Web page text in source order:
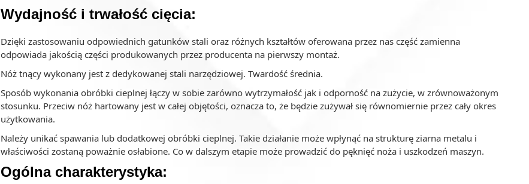
Wydajność i trwałość cięcia:
Dzięki zastosowaniu odpowiednich gatunków stali oraz różnych kształtów oferowana przez nas część zamienna
odpowiada jakością części produkowanych przez producenta na pierwszy montaż.
Nóż tnący wykonany jest z dedykowanej stali narzędziowej. Twardość średnia.
Sposób wykonania obróbki cieplnej łączy w sobie zarówno wytrzymałość jak i odporność na zużycie, w zrównoważonym
stosunku. Przeciw nóż hartowany jest w całej objętości, oznacza to, że będzie zużywał się równomiernie przez cały okres
użytkowania.
Należy unikać spawania lub dodatkowej obróbki cieplnej. Takie działanie może wpłynąć na strukturę ziarna metalu i
właściwości zostaną poważnie osłabione. Co w dalszym etapie może prowadzić do pęknięć noża i uszkodzeń maszyn.
Ogólna charakterystyka: